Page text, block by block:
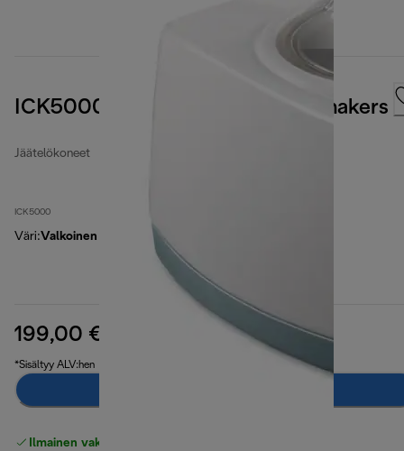
ICK5000 ICK Series Ice cream makers
Jäätelökoneet
ICK5000
Väri:Valkoinen
199,00 € alkuperäinen hinta 334,00 €
*Sisältyy ALV:hen
Ilmainen vakiotoimitus